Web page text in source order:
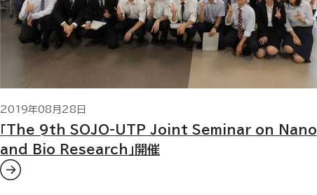
2019年08月28日
「The 9th SOJO-UTP Joint Seminar on Nano
and Bio Research」開催